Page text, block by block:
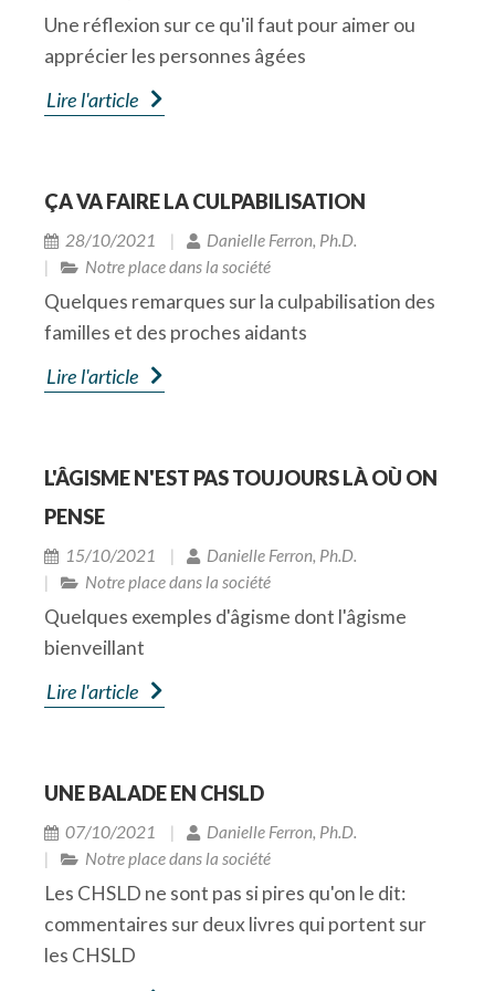
l’autisme, ce pourrait être l’idée que les autistes
ne regardent jamais les gens dans les yeux.
Certains autistes ont cette caractéristique
mais plusieurs n’ont pas de problème de
d’un stéréotype.
Les stéréotypes ne sont pas toujours négatifs,
même quelquefois positifs (par exemple, l’idée
que les enfants asiatiques travaillent toujours
bien à l’école). Bien entendu, les pires
groupe concerné dans un rôle limitatif. Par
adaptées aux fonctions où un esprit rationnel
est requis.
Les médias -et même ceux qui s’adressent aux
stéréotypes sur les seniors. Nous les
subconscient et nous les resservons à d’autres.
Vite, si vous lisez la phrase : « Le conducteur du
premier véhicule, un octogénaire, a subi des
blessures mineures », qu’est-ce que vous vient
tout de suite à l’esprit? Que l’octogénaire était
probablement responsable de l’accident?
Une réflexion sur ce qu'il faut pour aimer ou
apprécier les personnes âgées
Lire l'article
ÇA VA FAIRE LA CULPABILISATION
28/10/2021
Danielle Ferron, Ph.D.
Notre place dans la société
Quelques remarques sur la culpabilisation des
familles et des proches aidants
Lire l'article
L'ÂGISME N'EST PAS TOUJOURS LÀ OÙ ON
PENSE
15/10/2021
Danielle Ferron, Ph.D.
Notre place dans la société
Quelques exemples d'âgisme dont l'âgisme
bienveillant
Lire l'article
UNE BALADE EN CHSLD
07/10/2021
Danielle Ferron, Ph.D.
Notre place dans la société
Les CHSLD ne sont pas si pires qu'on le dit:
commentaires sur deux livres qui portent sur
les CHSLD